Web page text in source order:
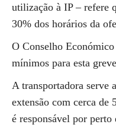
utilização à IP – refere
30% dos horários da
O Conselho
mínimos para esta
A transportadora serve
extensão com cerca de
é responsável por